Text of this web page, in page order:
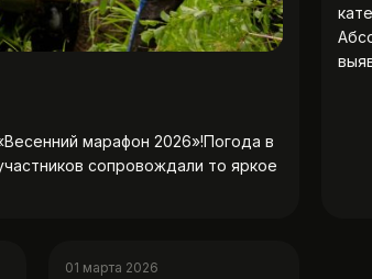
марафон 2026»!Погода в
сопровождали то яркое
01 марта 2026